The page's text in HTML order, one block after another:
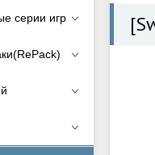
серии игр